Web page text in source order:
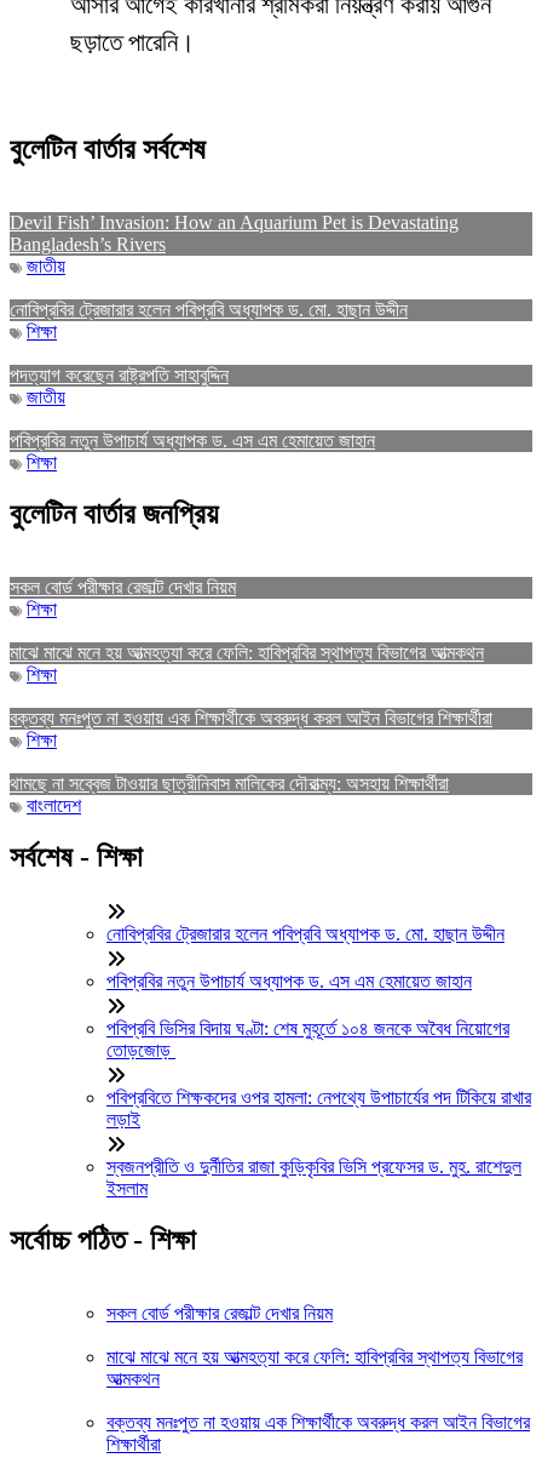
ছড়াতে পারেনি।
বুলেটিন বার্তার সর্বশেষ
Devil Fish’ Invasion: How an Aquarium Pet is Devastating
Bangladesh’s Rivers
জাতীয়
নোবিপ্রবির ট্রেজারার হলেন পবিপ্রবি অধ্যাপক ড. মো. হাছান উদ্দীন
শিক্ষা
পদত্যাগ করেছেন রাষ্ট্রপতি সাহাবুদ্দিন
জাতীয়
পবিপ্রবির নতুন উপাচার্য অধ্যাপক ড. এস এম হেমায়েত জাহান
শিক্ষা
বুলেটিন বার্তার জনপ্রিয়
সকল বোর্ড পরীক্ষার রেজাল্ট দেখার নিয়ম
শিক্ষা
মাঝে মাঝে মনে হয় আত্মহত্যা করে ফেলি: হাবিপ্রবির স্থাপত্য বিভাগের আত্মকথন
শিক্ষা
বক্তব্য মনঃপুত না হওয়ায় এক শিক্ষার্থীকে অবরুদ্ধ করল আইন বিভাগের শিক্ষার্থীরা
শিক্ষা
থামছে না সব্বেজ টাওয়ার ছাত্রীনিবাস মালিকের দৌরাত্ম্য: অসহায় শিক্ষার্থীরা
বাংলাদেশ
সর্বশেষ - শিক্ষা
নোবিপ্রবির ট্রেজারার হলেন পবিপ্রবি অধ্যাপক ড. মো. হাছান উদ্দীন
পবিপ্রবির নতুন উপাচার্য অধ্যাপক ড. এস এম হেমায়েত জাহান
পবিপ্রবি ভিসির বিদায় ঘণ্টা: শেষ মুহূর্তে ১০৪ জনকে অবৈধ নিয়োগের
তোড়জোড়
পবিপ্রবিতে শিক্ষকদের ওপর হামলা: নেপথ্যে উপাচার্যের পদ টিকিয়ে রাখার
লড়াই
স্বজনপ্রীতি ও দুর্নীতির রাজা কুড়িকৃবির ভিসি প্রফেসর ড. মুহ. রাশেদুল
ইসলাম
সর্বোচ্চ পঠিত - শিক্ষা
সকল বোর্ড পরীক্ষার রেজাল্ট দেখার নিয়ম
মাঝে মাঝে মনে হয় আত্মহত্যা করে ফেলি: হাবিপ্রবির স্থাপত্য বিভাগের
আত্মকথন
বক্তব্য মনঃপুত না হওয়ায় এক শিক্ষার্থীকে অবরুদ্ধ করল আইন বিভাগের
শিক্ষার্থীরা